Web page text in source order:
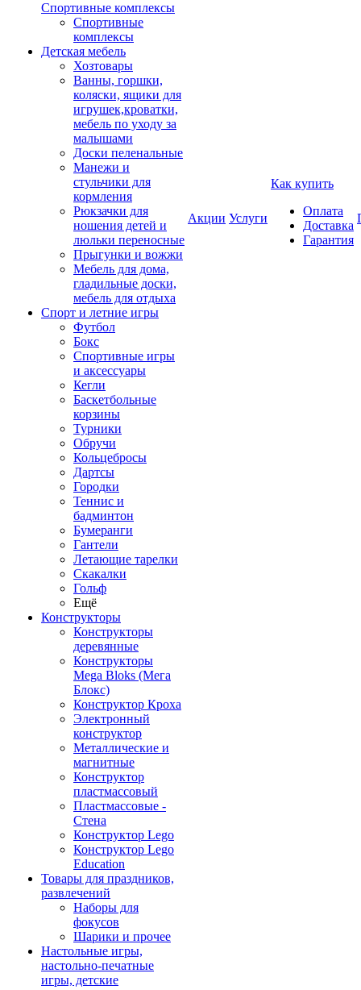
Спортивные комплексы
Спортивные
комплексы
Детская мебель
Хозтовары
Ванны, горшки,
коляски, ящики для
игрушек,кроватки,
мебель по уходу за
малышами
Доски пеленальные
Манежи и
стульчики для
кормления
Рюкзачки для
ношения детей и
люльки переносные
Прыгунки и вожжи
Мебель для дома,
гладильные доски,
мебель для отдыха
Спорт и летние игры
Футбол
Бокс
Спортивные игры
и аксессуары
Кегли
Баскетбольные
корзины
Турники
Обручи
Кольцебросы
Дартсы
Городки
Теннис и
бадминтон
Бумеранги
Гантели
Летающие тарелки
Скакалки
Гольф
Ещё
Конструкторы
Конструкторы
деревянные
Конструкторы
Mega Bloks (Мега
Блокс)
Конструктор Кроха
Электронный
конструктор
Металлические и
магнитные
Конструктор
пластмассовый
Пластмассовые -
Стена
Конструктор Lego
Конструктор Lego
Education
Товары для праздников,
развлечений
Наборы для
фокусов
Шарики и прочее
Настольные игры,
настольно-печатные
игры, детские
Акции Услуги
Как купить
Оплата
Доставка
Гарантия